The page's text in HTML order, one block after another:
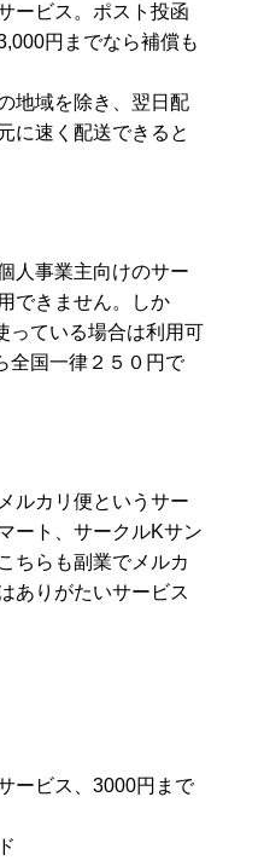
ービス。ポスト投函
円までなら補償も
地域を除き、翌日配
に速く配送できると
人事業主向けのサー
できません。しか
っている場合は利用可
全国一律２５０円で
ルカリ便というサー
ート、サークルKサン
ちらも副業でメルカ
ありがたいサービス
ービス、3000円まで